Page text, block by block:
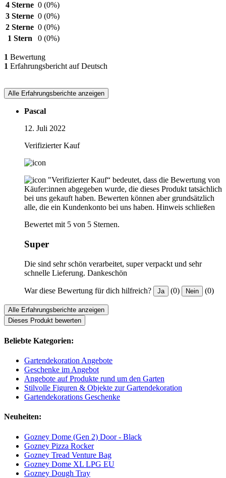
4 Sterne 0 (0%)
3 Sterne 0 (0%)
2 Sterne 0 (0%)
1 Stern
0 (0%)
1 Bewertung
1 Erfahrungsbericht auf Deutsch
Alle Erfahrungsberichte anzeigen
Pascal
12. Juli 2022
Verifizierter Kauf
"Verifizierter Kauf“ bedeutet, dass die Bewertung von
Käufer:innen abgegeben wurde, die dieses Produkt tatsächlich
bei uns gekauft haben. Bewerten können aber grundsätzlich
alle, die ein Kundenkonto bei uns haben. Hinweis schließen
Bewertet mit 5 von 5 Sternen.
Super
Die sind sehr schön verarbeitet, super verpackt und sehr
schnelle Lieferung. Dankeschön
War diese Bewertung für dich hilfreich? Ja (0) Nein (0)
Alle Erfahrungsberichte anzeigen
Dieses Produkt bewerten
Beliebte Kategorien:
Gartendekoration Angebote
Geschenke im Angebot
Angebote auf Produkte rund um den Garten
Stilvolle Figuren & Objekte zur Gartendekoration
Gartendekorations Geschenke
Neuheiten:
Gozney Dome (Gen 2) Door - Black
Gozney Pizza Rocker
Gozney Tread Venture Bag
Gozney Dome XL LPG EU
Gozney Dough Tray